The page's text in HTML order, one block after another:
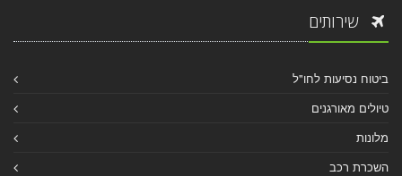
שירותים
ביטוח נסיעות לחו"ל
טיולים מאורגנים
מלונות
השכרת רכב